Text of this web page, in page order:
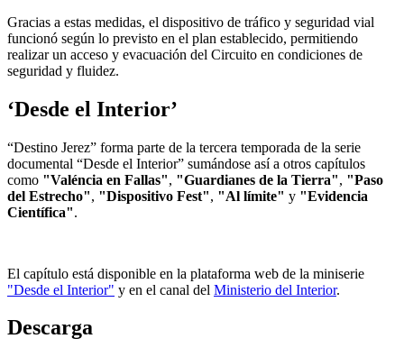
Gracias a estas medidas, el dispositivo de tráfico y seguridad vial
funcionó según lo previsto en el plan establecido, permitiendo
realizar un acceso y evacuación del Circuito en condiciones de
seguridad y fluidez.
‘Desde el Interior’
“Destino Jerez” forma parte de la tercera temporada de la serie
documental “Desde el Interior” sumándose así a otros capítulos
como "Valéncia en Fallas", "Guardianes de la Tierra", "Paso
del Estrecho", "Dispositivo Fest", "Al límite" y "Evidencia
Científica".
El capítulo está disponible en la plataforma web de la miniserie
"Desde el Interior" y en el canal del Ministerio del Interior.
Descarga